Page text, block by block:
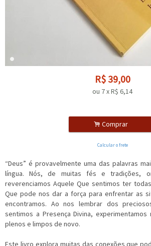
R$ 39,00
ou 7xR$ 6,14
. Comprar
Calcular o frete
“Deus” é provavelmente uma das palavras
língua. Nós, de muitas fés e tradições,
reverenciamos Aquele Que sentimos ter
Que pode nos dar a força para enfrentar as
encontramos. Ao nos lembrar dos
sentimos a Presença Divina,
plenos e limpos de novo.
Este livro explora muitas das conexões que